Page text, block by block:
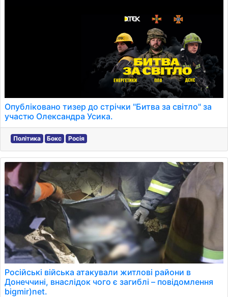
Опубліковано тизер до стрічки "Битва за світло" за
участю Олександра Усика.
Політика Бокс Росія
Російські війська атакували житлові райони в
Донеччині, внаслідок чого є загиблі – повідомлення
bigmir)net.